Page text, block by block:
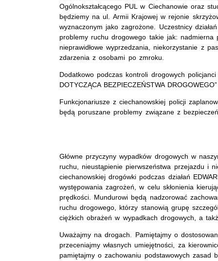
Ogólnokształcącego PUL w Ciechanowie oraz
będziemy na ul. Armii Krajowej w rejonie
wyznaczonym jako zagrożone. Uczestnicy
problemy ruchu drogowego takie jak: nadmierna
nieprawidłowe wyprzedzania, niekorzystanie z
zdarzenia z osobami po zmroku.
Dodatkowo podczas kontroli drogowych
DOTYCZĄCA BEZPIECZEŃSTWA DROGOWEGO”
Funkcjonariusze z ciechanowskiej policji
będą poruszane problemy związane z
Główne przyczyny wypadków drogowych w
ruchu, nieustąpienie pierwszeństwa przejazdu i
ciechanowskiej drogówki podczas działań
występowania zagrożeń, w celu skłonienia
prędkości. Mundurowi będą nadzorować
ruchu drogowego, którzy stanowią grupę
ciężkich obrażeń w wypadkach drogowych, a
Uważajmy na drogach. Pamiętajmy o
przeceniajmy własnych umiejętności, za
pamiętajmy o zachowaniu podstawowych zasad